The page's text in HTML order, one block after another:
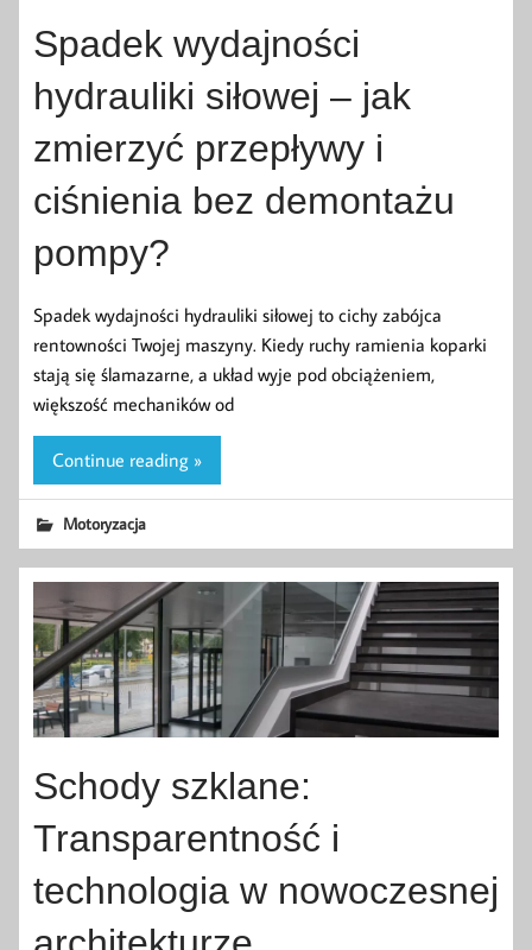
Spadek wydajności
hydrauliki siłowej – jak
zmierzyć przepływy i
ciśnienia bez demontażu
pompy?
Spadek wydajności hydrauliki siłowej to cichy zabójca
rentowności Twojej maszyny. Kiedy ruchy ramienia koparki
stają się ślamazarne, a układ wyje pod obciążeniem,
większość mechaników od
Continue reading »
Motoryzacja
Schody szklane:
Transparentność i
technologia w nowoczesnej